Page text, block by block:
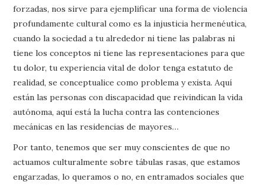
forzadas, nos sirve para ejemplificar una forma de violencia
profundamente cultural como es la injusticia hermenéutica,
cuando la sociedad a tu alrededor ni tiene las palabras ni
tiene los conceptos ni tiene las representaciones para que
tu dolor, tu experiencia vital de dolor tenga estatuto de
realidad, se conceptualice como problema y exista. Aquí
están las personas con discapacidad que reivindican la vida
autónoma, aquí está la lucha contra las contenciones
mecánicas en las residencias de mayores…
Por tanto, tenemos que ser muy conscientes de que no
actuamos culturalmente sobre tábulas rasas, que estamos
engarzadas, lo queramos o no, en entramados sociales que